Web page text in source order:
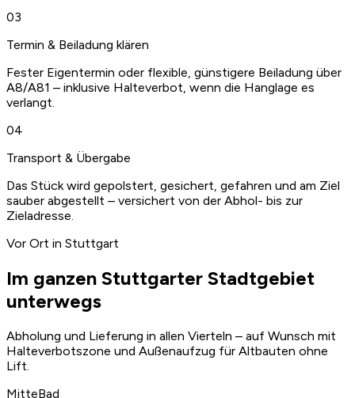
03
Termin & Beiladung klären
Fester Eigentermin oder flexible, günstigere Beiladung über
A8/A81 – inklusive Halteverbot, wenn die Hanglage es
verlangt.
04
Transport & Übergabe
Das Stück wird gepolstert, gesichert, gefahren und am Ziel
sauber abgestellt – versichert von der Abhol- bis zur
Zieladresse.
Vor Ort in Stuttgart
Im ganzen Stuttgarter Stadtgebiet
unterwegs
Abholung und Lieferung in allen Vierteln – auf Wunsch mit
Halteverbotszone und Außenaufzug für Altbauten ohne
Lift.
MitteBad